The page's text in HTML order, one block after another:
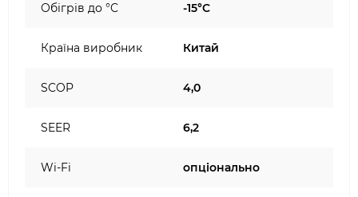
Обігрів до °C -15°C
Країна виробник Китай
SCOP 4,0
SEER 6,2
Wi-Fi опціонально